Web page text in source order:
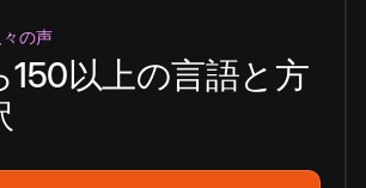
の声
150以上の言語と方